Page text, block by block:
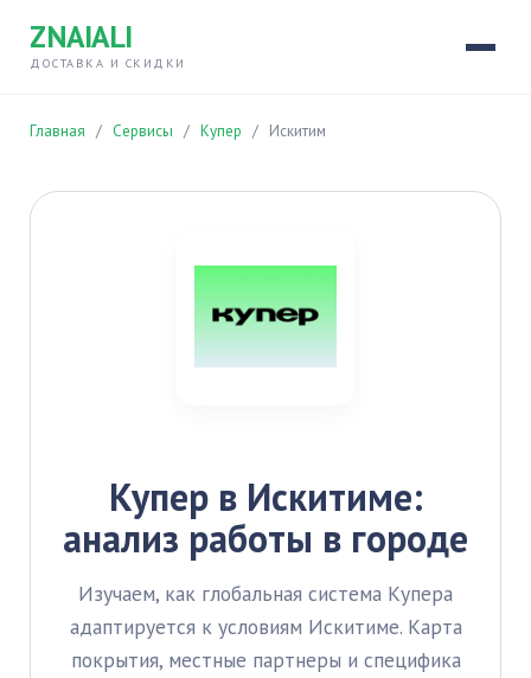
ZNAIALI
ДОСТАВКА И СКИДКИ
Главная / Сервисы / Купер / Искитим
Купер в Искитиме:
анализ работы в городе
Изучаем, как глобальная система Купера
адаптируется к условиям Искитиме. Карта
покрытия, местные партнеры и специфика